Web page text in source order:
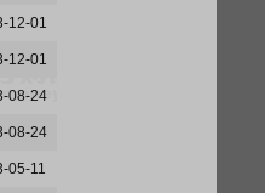
12-01
12-01
08-24
08-24
05-11